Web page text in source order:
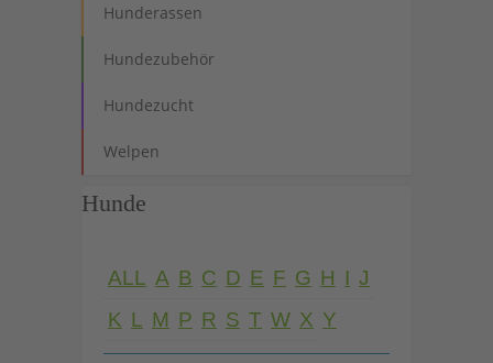
Hunderassen
Hundezubehör
Hundezucht
Welpen
Hunde
ALL A B C D E F G H I J
K L M P R S T W X Y